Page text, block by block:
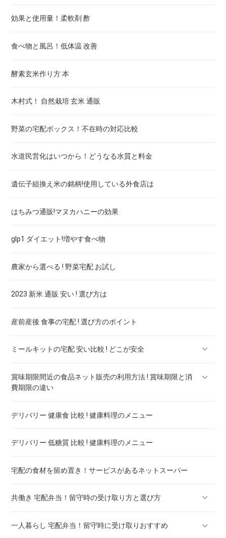
月経前症候群チェックあり！PMS 症状と食事とサプリ
アンセリン サプリ 比較！アンセリンは痛風に効く
ターミナリアベリリカ サプリ 比較！飲み方・効果・副作用
コロナ後遺症嗅覚亜鉛！飲み方・効果・副作用
亜鉛サプリメント 選び方 おすすめ！効果と飲むタイミング
フェリチン鉄 サプリ 子供！おすすめ 市販
効果と使用量！柔軟剤 酢
食べ物と風呂！低体温 改善
酵素玄米作り方 本
木村式！ 自然栽培 玄米 通販
野菜の宅配ボックス！不在時の対応比較
水道民営化はいつから！どうなる水質と料金
遺伝子組換え米の銘柄!使用している外食店は
はちみつ通販!マヌカハニーの効果
glp1 ダイエット!増やす食べ物
農家から選べる ! 野菜宅配 お試し
2023 新米 通販 安い ! 選び方は
産前産後 食事の宅配 ! 選び方のポイント
ミールキットの宅配 安い比較 ! どこが安全
ミールキットの離乳食 ! どこが安全
賞味期限間近の食品ネット販売の利用方法 ! 賞味期限と消
費期限の違い
賞味期限間近の飲料ネット販売 ! 激安通販サイト
賞味期限間近お菓子のネット販売 ! 激安通販サイト
ミールキットでダイエット ! どこが安全
賞味期限間近の缶詰ネット販売 ! 激安通販サイト
賞味期限間近ペットフードのネット販売 ! 激安通販サイト
デリバリー 健康食 比較 ! 健康料理のメニュー
デリバリー 低糖質 比較 ! 健康料理のメニュー
宅配の食材を留め置き！サービスがあるネットスーパー
共働き 宅配弁当！留守時の受け取り方と選び方
共働き ミールキット！留守時の受け取り方と選び方
一人暮らし 宅配弁当！留守時に受け取りおすすめ